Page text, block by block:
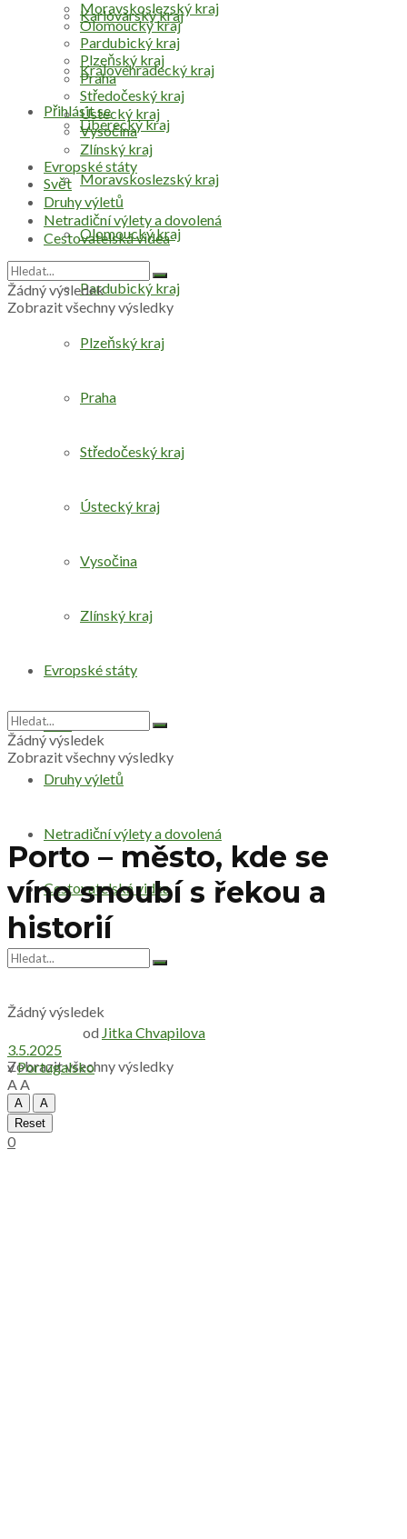
Přihlásit se
Karlovarský kraj
Královéhradecký kraj
Liberecký kraj
Moravskoslezský kraj
Olomoucký kraj
Pardubický kraj
Plzeňský kraj
Praha
Středočeský kraj
Ústecký kraj
Vysočina
Zlínský kraj
Evropské státy
Svět
Druhy výletů
Netradiční výlety a dovolená
Cestovatelská videa
Žádný výsledek
Zobrazit všechny výsledky
Moravskoslezský kraj
Olomoucký kraj
Pardubický kraj
Plzeňský kraj
Praha
Středočeský kraj
Ústecký kraj
Vysočina
Zlínský kraj
Evropské státy
Svět
Druhy výletů
Netradiční výlety a dovolená
Cestovatelská videa
Žádný výsledek
Zobrazit všechny výsledky
Žádný výsledek
Zobrazit všechny výsledky
Porto – město, kde se
víno snoubí s řekou a
historií
od Jitka Chvapilova
3.5.2025
vPortugalsko
AA
A
A
Reset
0